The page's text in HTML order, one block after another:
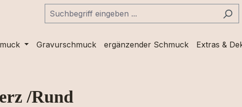
Gravurschmuck ergänzender Schmuck Extras &
/Rund